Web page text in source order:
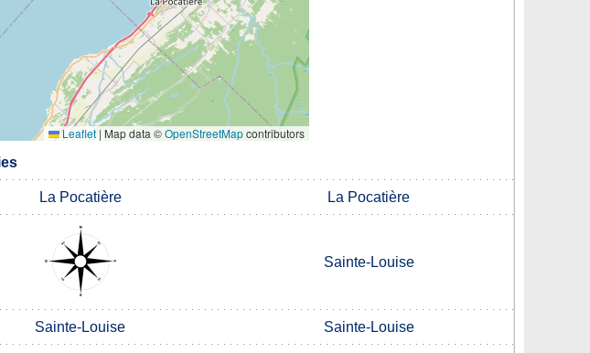
Leaflet | Map data ©OpenStreetMapcontributors
La Pocatière La Pocatière
Sainte-Louise
Sainte-Louise Sainte-Louise